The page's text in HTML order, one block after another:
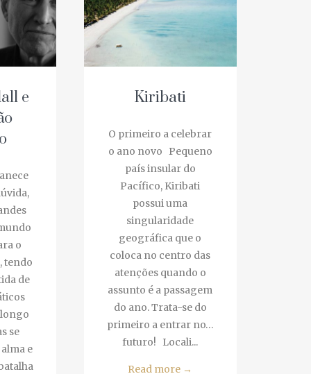
e
o
de
se
e
Kiribati
O primeiro a celebrar
o ano novo Pequeno
país insular do
Pacífico, Kiribati
possui uma
singularidade
geográfica que o
coloca no centro das
atenções quando o
assunto é a passagem
do ano. Trata-se do
primeiro a entrar no…
futuro! Locali...
Read more→